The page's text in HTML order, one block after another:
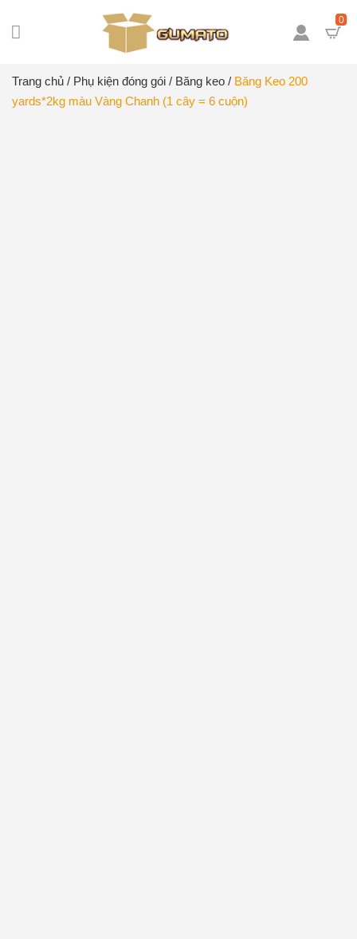
0
Trang chủ / Phụ kiện đóng gói / Băng keo / Băng Keo 200
yards*2kg màu Vàng Chanh (1 cây = 6 cuộn)